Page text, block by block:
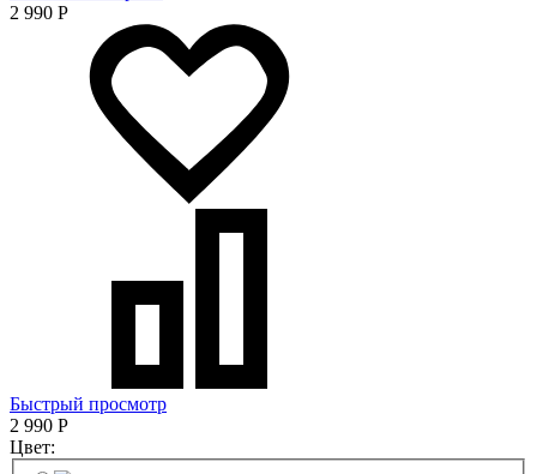
2 990 Р
Быстрый просмотр
2 990 Р
Цвет: